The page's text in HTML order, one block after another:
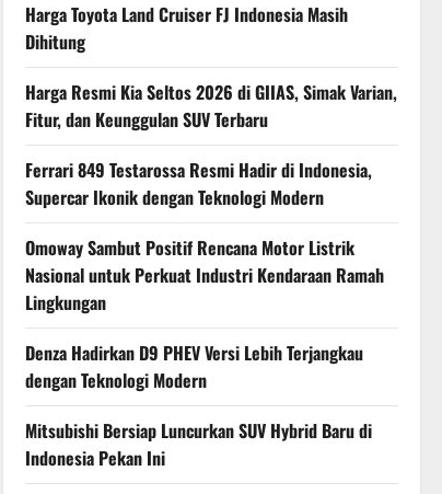
Harga Toyota Land Cruiser FJ Indonesia Masih
Dihitung
Harga Resmi Kia Seltos 2026 di GIIAS, Simak Varian,
Fitur, dan Keunggulan SUV Terbaru
Ferrari 849 Testarossa Resmi Hadir di Indonesia,
Supercar Ikonik dengan Teknologi Modern
Omoway Sambut Positif Rencana Motor Listrik
Nasional untuk Perkuat Industri Kendaraan Ramah
Lingkungan
Denza Hadirkan D9 PHEV Versi Lebih Terjangkau
dengan Teknologi Modern
Mitsubishi Bersiap Luncurkan SUV Hybrid Baru di
Indonesia Pekan Ini